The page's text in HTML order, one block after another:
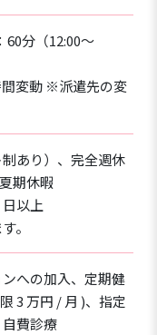
60分（12:00～
変動 ※派遣先の変
あり）、完全週休
期休暇
以上
。
への加入、定期健
3 万円 / 月 )、指定
費診療